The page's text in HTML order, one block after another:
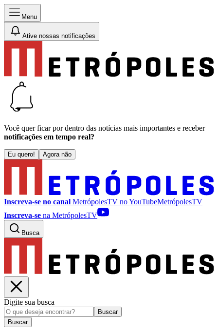
Menu
Ative nossas notificações
Você quer ficar por dentro das notícias mais importantes e receber
notificações em tempo real?
Eu quero! Agora não
Inscreva-se no canal MetrópolesTV noYouTubeMetrópolesTV
Inscreva-se na MetrópolesTV
Busca
Digite sua busca
Buscar
Buscar